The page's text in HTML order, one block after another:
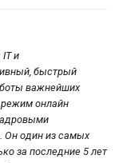
и
быстрый
важнейших
режим онлайн
Он один из самых
за последние 5 лет